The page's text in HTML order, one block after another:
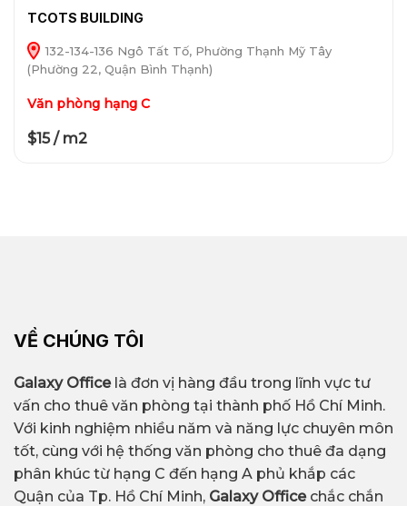
TCOTS BUILDING
132-134-136 Ngô Tất Tố, Phường Thạnh Mỹ Tây
(Phường 22, Quận Bình Thạnh)
Văn phòng hạng C
$15 / m2
VỀ CHÚNG TÔI
Galaxy Officelà đơn vị hàng đầu trong lĩnh vực tư
vấn cho thuê văn phòng tại thành phố Hồ Chí Minh.
Với kinh nghiệm nhiều năm và năng lực chuyên môn
tốt, cùng với hệ thống văn phòng cho thuê đa dạng
phân khúc từ hạng C đến hạng A phủ khắp các
Quận của Tp. Hồ Chí Minh, Galaxy Office chắc chắn